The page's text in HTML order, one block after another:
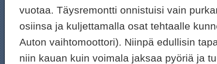
vuotaa. Täysremontti onnistuisi vain
osiinsa ja kuljettamalla osat tehtaalle
Auton vaihtomoottori). Niinpä edullisin
niin kauan kuin voimala jaksaa pyöriä ja